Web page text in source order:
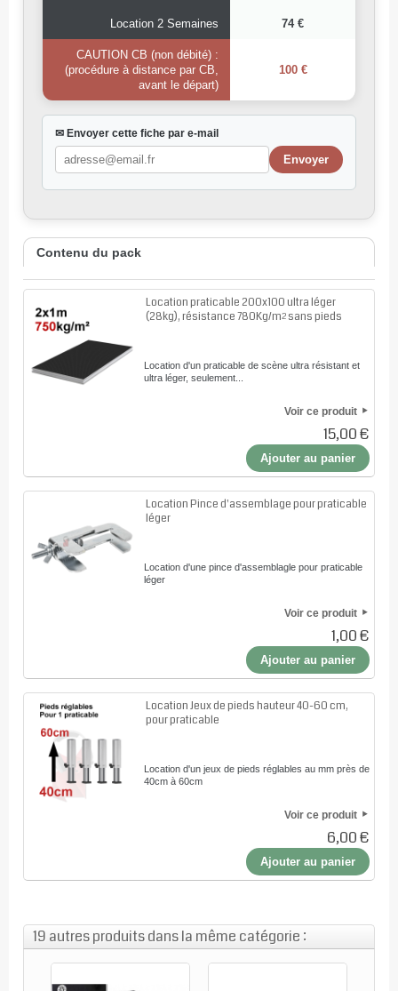
Location 2 Semaines 74 €
CAUTION CB (non débité) :
(procédure à distance par CB,
avant le départ)
100 €
✉ Envoyer cette fiche par e-mail
Contenu du pack
Location praticable 200x100 ultra léger
(28kg), résistance 780Kg/m² sans pieds
Location d'un praticable de scène ultra résistant et
ultra léger, seulement...
Voir ce produit
15,00 €
Ajouter au panier
Location Pince d'assemblage pour praticable
léger
Location d'une pince d'assemblagle pour praticable
léger
Voir ce produit
1,00 €
Ajouter au panier
Location Jeux de pieds hauteur 40-60 cm,
pour praticable
Location d'un jeux de pieds réglables au mm près de
40cm à 60cm
Voir ce produit
6,00 €
Ajouter au panier
19 autres produits dans la même catégorie :